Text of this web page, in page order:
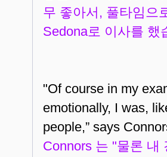
무 좋아서, 풀타임으
Sedona로 이사를 했
"Of course in my
emotionally, I was,
people,” says
Connors 는 "물론 내